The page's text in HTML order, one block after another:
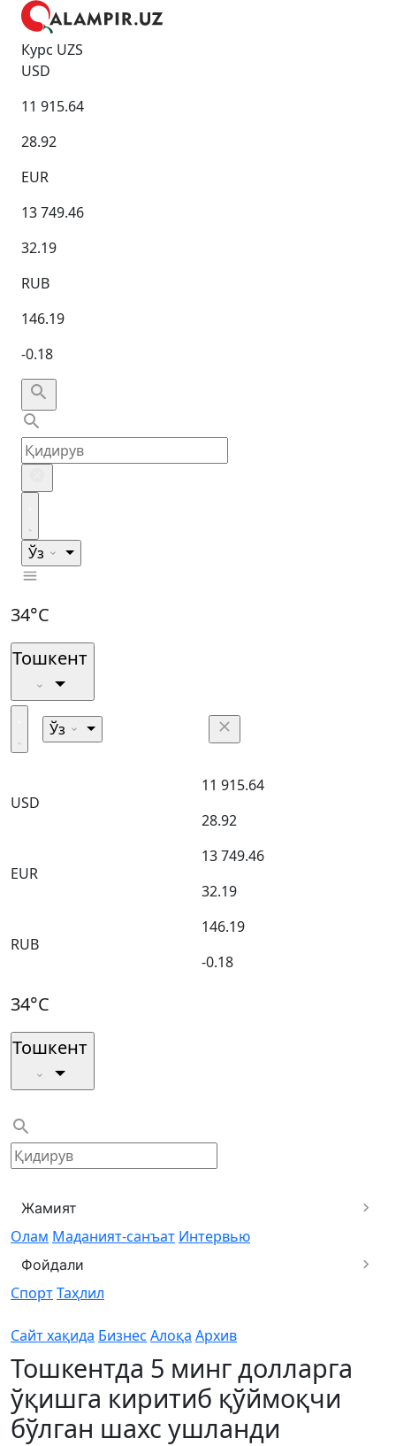
Курс UZS
USD
11 915.64
28.92
EUR
13 749.46
32.19
RUB
146.19
-0.18
Ўз
34°C
Тошкент
Ўз
USD
11 915.64
28.92
EUR
13 749.46
32.19
RUB
146.19
-0.18
34°C
Тошкент
Жамият
Олам Маданият-санъат Интервью
Фойдали
СпортТаҳлил
Сайт хақида Бизнес Алоқа Архив
Тошкентда 5 минг долларга
ўқишга киритиб қўймоқчи
бўлган шахс ушланди